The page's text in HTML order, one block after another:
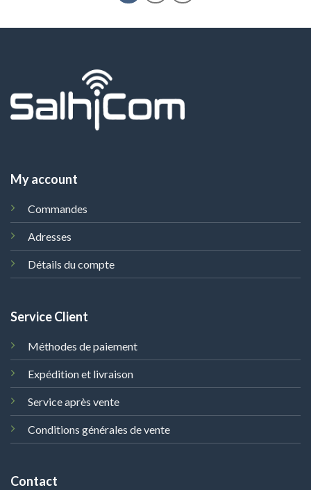
My account
Commandes
Adresses
Détails du compte
Service Client
Méthodes de paiement
Expédition et livraison
Service après vente
Conditions générales de vente
Contact